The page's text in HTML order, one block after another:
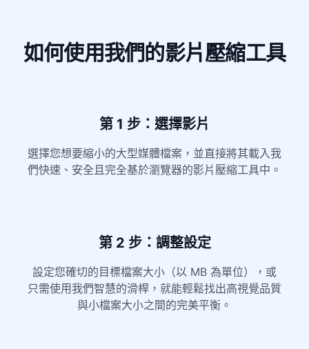
如何使用我們的影片壓縮工具
第 1 步：選擇影片
選擇您想要縮小的大型媒體檔案，並直接將其載入我
們快速、安全且完全基於瀏覽器的影片壓縮工具中。
第 2 步：調整設定
設定您確切的目標檔案大小（以 MB 為單位），或
只需使用我們智慧的滑桿，就能輕鬆找出高視覺品質
與小檔案大小之間的完美平衡。